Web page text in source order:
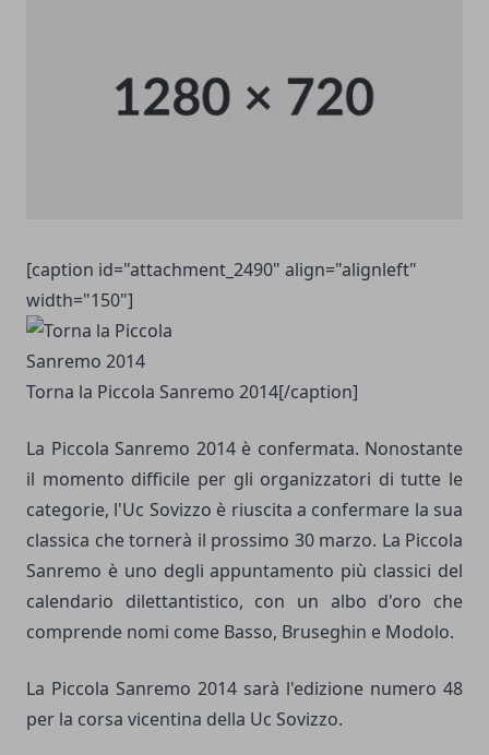
[caption id="attachment_2490" align="alignleft"
width="150"]
Torna la Piccola Sanremo 2014[/caption]
La Piccola Sanremo 2014 è confermata. Nonostante
il momento difficile per gli organizzatori di tutte le
categorie, l'Uc Sovizzo è riuscita a confermare la sua
classica che tornerà il prossimo 30 marzo. La Piccola
Sanremo è uno degli appuntamento più classici del
calendario dilettantistico, con un albo d'oro che
comprende nomi come Basso, Bruseghin e Modolo.
La Piccola Sanremo 2014 sarà l'edizione numero 48
per la corsa vicentina della Uc Sovizzo.